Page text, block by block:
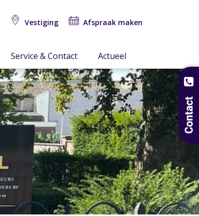
Vestiging Afspraak maken
Service & Contact Actueel